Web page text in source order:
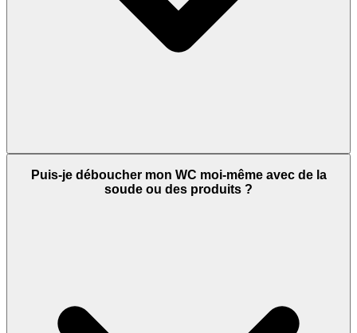
Puis-je déboucher mon WC moi-même avec de la
soude ou des produits ?